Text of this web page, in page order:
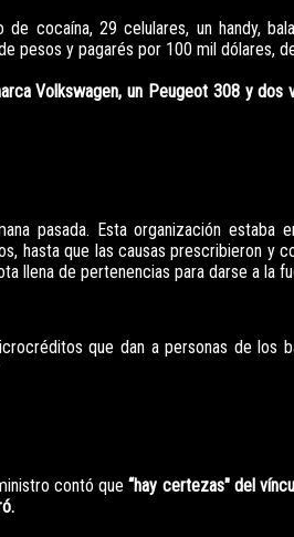
cocaína, 29 celulares, un handy,
pesos y pagarés por 100 mil dólares,
Volkswagen, un Peugeot 308 y dos
pasada. Esta organización estaba
hasta que las causas prescribieron y
llena de pertenencias para darse a la
que dan a personas de los
contó que “hay certezas" del